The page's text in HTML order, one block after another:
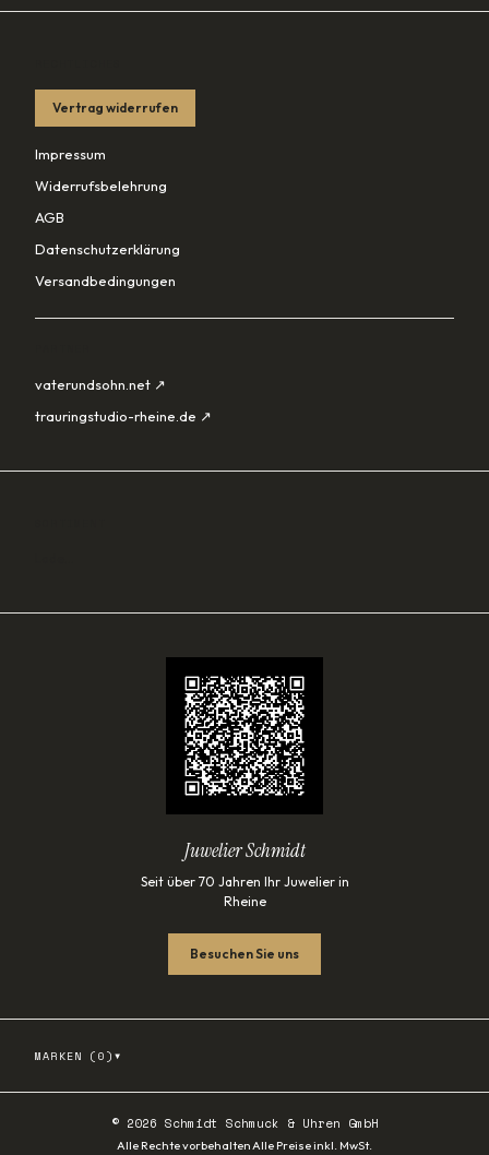
Vertrag widerrufen
Impressum
Widerrufsbelehrung
AGB
Datenschutzerklärung
Versandbedingungen
vaterundsohn.net ↗
trauringstudio-rheine.de ↗
Juwelier Schmidt
Seit über 70 Jahren Ihr Juwelier in
Rheine
Besuchen Sie uns
MARKEN ( 0 ) ▾
© 2026 Schmidt Schmuck & Uhren GmbH
Alle Rechte vorbehaltenAlle Preise inkl. MwSt.